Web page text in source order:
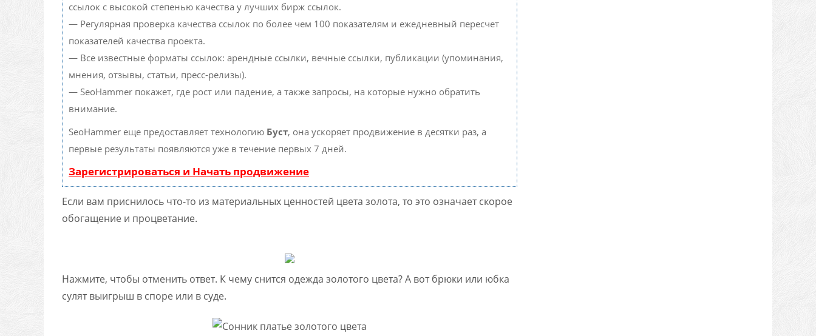
ссылок с высокой степенью качества у лучших бирж ссылок.
— Регулярная проверка качества ссылок по более чем 100 показателям и ежедневный пересчет
показателей качества проекта.
— Все известные форматы ссылок: арендные ссылки, вечные ссылки, публикации (упоминания,
мнения, отзывы, статьи, пресс-релизы).
— SeoHammer покажет, где рост или падение, а также запросы, на которые нужно обратить
внимание.
SeoHammer еще предоставляет технологию Буст, она ускоряет продвижение в десятки раз, а
первые результаты появляются уже в течение первых 7 дней.
Зарегистрироваться и Начать продвижение
Если вам приснилось что-то из материальных ценностей цвета золота, то это означает скорое
обогащение и процветание.
Нажмите, чтобы отменить ответ. К чему снится одежда золотого цвета? А вот брюки или юбка
сулят выигрыш в споре или в суде.